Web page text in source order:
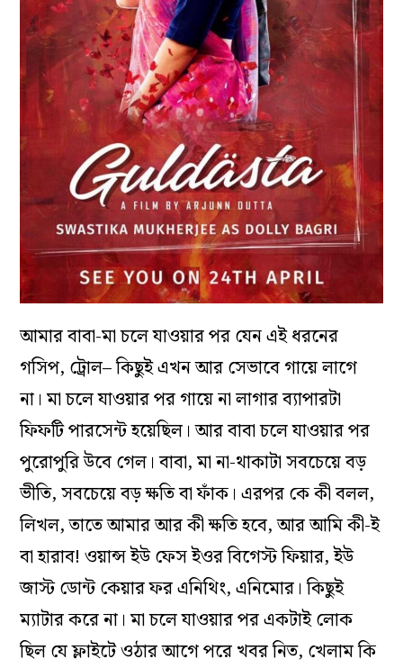
আমার বাবা-মা চলে যাওয়ার পর যেন এই ধরনের
গসিপ, ট্রোল– কিছুই এখন আর সেভাবে গায়ে লাগে
না। মা চলে যাওয়ার পর গায়ে না লাগার ব‌্যাপারটা
ফিফটি পারসেন্ট হয়েছিল। আর বাবা চলে যাওয়ার পর
পুরোপুরি উবে গেল। বাবা, মা না-থাকাটা সবচেয়ে বড়
ভীতি, সবচেয়ে বড় ক্ষতি বা ফাঁক। এরপর কে কী বলল,
লিখল, তাতে আমার আর কী ক্ষতি হবে, আর আমি কী-ই
বা হারাব! ওয়ান্স ইউ ফেস ইওর বিগেস্ট ফিয়ার, ইউ
জাস্ট ডোন্ট কেয়ার ফর এনিথিং, এনিমোর। কিছুই
ম‌্যাটার করে না। মা চলে যাওয়ার পর একটাই লোক
ছিল যে ফ্লাইটে ওঠার আগে পরে খবর নিত, খেলাম কি